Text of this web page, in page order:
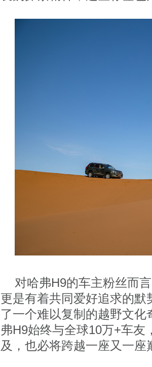
对哈弗H9的车主粉丝而
更是有着共同爱好追求的默
了一个难以复制的越野文
弗H9始终与全球10万+车
及，也必将跨越一座又一座